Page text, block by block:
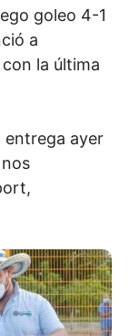
goleo 4-1
a
la última
entrega ayer